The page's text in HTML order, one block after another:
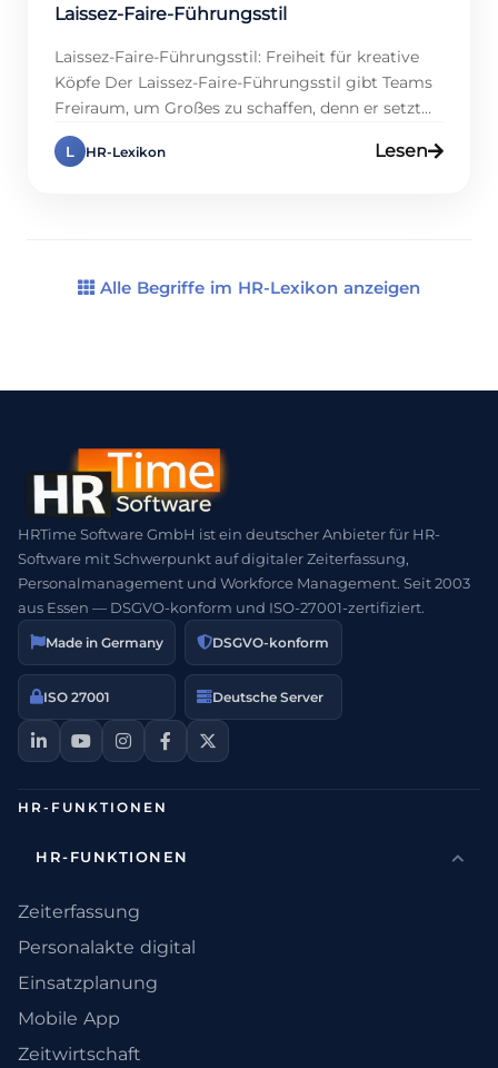
Laissez-Faire-Führungsstil
Laissez-Faire-Führungsstil: Freiheit für kreative
Köpfe Der Laissez-Faire-Führungsstil gibt Teams
Freiraum, um Großes zu schaffen, denn er setzt
auf Eigenverantwortung. Warum ist das ein
Volltreffer? Studien zeigen, dass 65 % der
wir dir, wie […]
L HR-Lexikon Lesen
Alle Begriffe im HR-Lexikon anzeigen
HRTime Software GmbH ist ein deutscher Anbieter für HR-
Software mit Schwerpunkt auf digitaler Zeiterfassung,
Personalmanagement und Workforce Management. Seit 2003
aus Essen — DSGVO-konform und ISO-27001-zertifiziert.
Made in Germany DSGVO-konform
ISO 27001 Deutsche Server
HR-FUNKTIONEN
HR-FUNKTIONEN
Zeiterfassung
Personalakte digital
Einsatzplanung
Mobile App
Zeitwirtschaft